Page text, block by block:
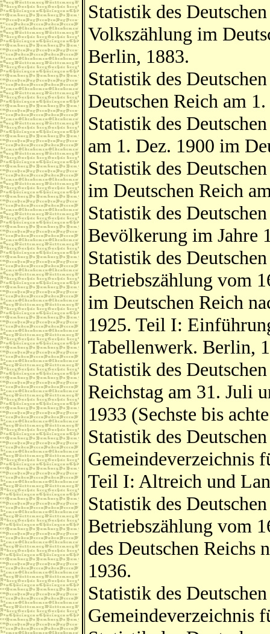
Statistik des
Volkszählung im
Berlin, 1883.
Statistik des
Deutschen Reich am
Statistik des
am 1. Dez. 1900 im
Statistik des
im Deutschen Reich
Statistik des
Bevölkerung im Jahre
Statistik des
Betriebszählung vom
im Deutschen Reich
1925. Teil I:
Tabellenwerk. Berlin,
Statistik des
Reichstag am 31. Juli
1933 (Sechste bis
Statistik des
Gemeindeverzeichnis
Teil I: Altreich und
Statistik des
Betriebszählung vom
des Deutschen
1936.
Statistik des
Gemeindeverzeichnis